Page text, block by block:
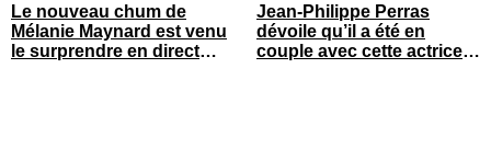
Le nouveau chum de
Mélanie Maynard est venu
le surprendre en direct
Jean-Philippe Perras
dévoile qu’il a été en
couple avec cette actrice